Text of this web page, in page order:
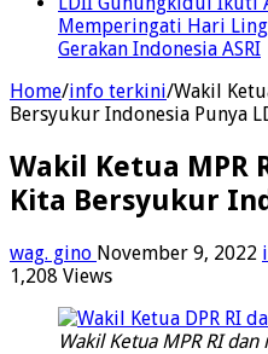
Memperingati Hari
Gerakan Indonesia ASRI
Home/info terkini/Wakil
Bersyukur Indonesia Punya
Wakil Ketua MPR
Kita Bersyukur
wag. gino November 9, 2022
1,208 Views
Wakil Ketua MPR RI